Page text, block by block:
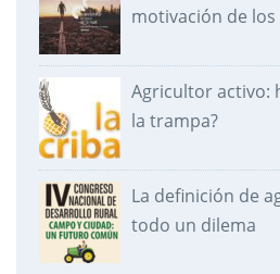
motivación de
Agricultor activo:
la trampa?
La definición de
todo un dilema